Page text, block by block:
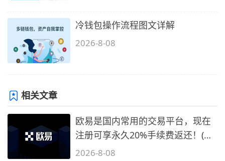
冷钱包操作流程图文详解
2026-8-08
相关文章
欧易是国内常用的交易平台，现在
注册可享永久20%手续费返还！(必
备1)
2026-8-08